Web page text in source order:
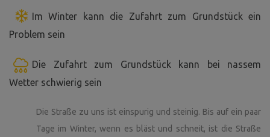
Im Winter kann die Zufahrt zum Grundstück ein
Problem sein
Die Zufahrt zum Grundstück kann bei nassem
Wetter schwierig sein
Die Straße zu uns ist einspurig und steinig. Bis auf ein paar
Tage im Winter, wenn es bläst und schneit, ist die Straße